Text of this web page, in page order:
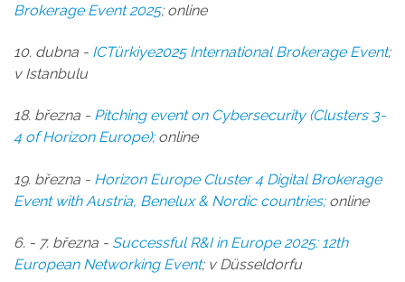
Brokerage Event 2025; online
10. dubna - ICTürkiye2025 International Brokerage Event;
v Istanbulu
18. března - Pitching event on Cybersecurity (Clusters 3-
4 of Horizon Europe);online
19. března - Horizon Europe Cluster 4 Digital Brokerage
Event with Austria, Benelux & Nordic countries;online
6. - 7. března - Successful R&I in Europe 2025: 12th
European Networking Event; v Düsseldorfu